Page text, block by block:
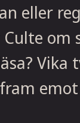
eller
om
Vika